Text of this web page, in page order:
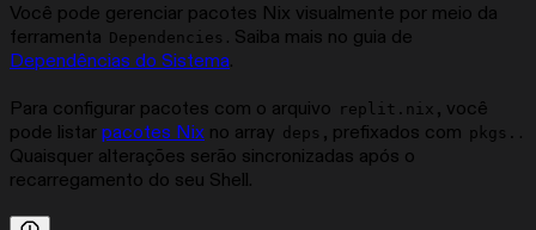
Você pode gerenciar pacotes Nix visualmente por meio da
ferramenta Dependencies . Saiba mais no guia de
Dependências do Sistema.
Para configurar pacotes com o arquivo
replit.nix , você
pode listar pacotes Nix no array deps , prefixados com pkgs. .
Quaisquer alterações serão sincronizadas após o
recarregamento do seu Shell.